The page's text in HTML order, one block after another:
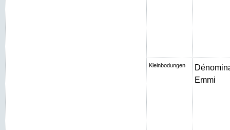
Kleinbodungen
Emmi